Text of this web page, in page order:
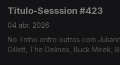
Titulo-Sesssion #423
04 abr. 2026
No Trilho entre outros com
Gillett, The Delines, Buck Meek,